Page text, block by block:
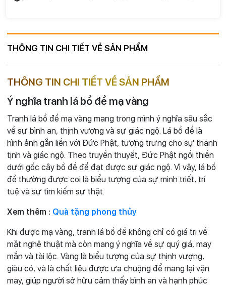
THÔNG TIN CHI TIẾT VỀ SẢN PHẨM
THÔNG TIN CHI TIẾT VỀ SẢN PHẨM
Ý nghĩa tranh lá bồ đề mạ vàng
Tranh lá bồ đề mạ vàng mang trong mình ý nghĩa sâu sắc
về sự bình an, thịnh vượng và sự giác ngộ. Lá bồ đề là
hình ảnh gắn liền với Đức Phật, tượng trưng cho sự thanh
tịnh và giác ngộ. Theo truyền thuyết, Đức Phật ngồi thiền
dưới gốc cây bồ đề để đạt được sự giác ngộ. Vì vậy, lá bồ
đề thường được coi là biểu tượng của sự minh triết, trí
tuệ và sự tìm kiếm sự thật.
Xem thêm : Quà tặng phong thủy
Khi được mạ vàng, tranh lá bồ đề không chỉ có giá trị về
mặt nghệ thuật mà còn mang ý nghĩa về sự quý giá, may
mắn và tài lộc. Vàng là biểu tượng của sự thịnh vượng,
giàu có, và là chất liệu được ưa chuộng để mang lại vận
may, giúp người sở hữu cảm thấy bình an và hạnh phúc